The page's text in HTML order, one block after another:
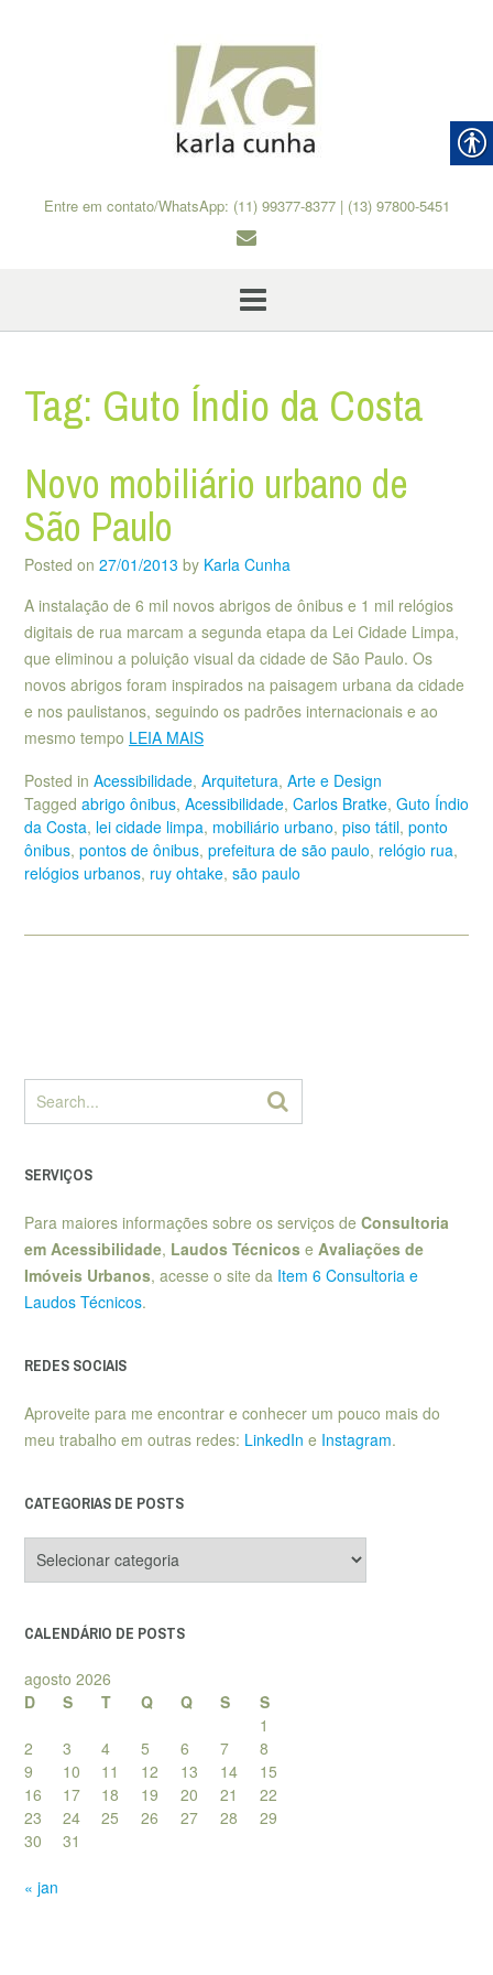
Entre em contato/WhatsApp: (11) 99377-8377 | (13) 97800-5451
Tag: Guto Índio da Costa
Novo mobiliário urbano de
São Paulo
Posted on 27/01/2013 by Karla Cunha
A instalação de 6 mil novos abrigos de ônibus e 1 mil relógios
digitais de rua marcam a segunda etapa da Lei Cidade Limpa,
que eliminou a poluição visual da cidade de São Paulo. Os
novos abrigos foram inspirados na paisagem urbana da cidade
e nos paulistanos, seguindo os padrões internacionais e ao
mesmo tempo LEIA MAIS
Posted in Acessibilidade, Arquitetura, Arte e Design
Tagged abrigo ônibus, Acessibilidade, Carlos Bratke, Guto Índio
da Costa, lei cidade limpa, mobiliário urbano, piso tátil, ponto
ônibus, pontos de ônibus, prefeitura de são paulo, relógio rua,
relógios urbanos, ruy ohtake, são paulo
SERVIÇOS
Para maiores informações sobre os serviços de Consultoria
em Acessibilidade, Laudos Técnicos e Avaliações de
Imóveis Urbanos, acesse o site da Item 6 Consultoria e
Laudos Técnicos.
REDES SOCIAIS
Aproveite para me encontrar e conhecer um pouco mais do
meu trabalho em outras redes: LinkedIn e Instagram.
CATEGORIAS DE POSTS
de
CALENDÁRIO DE POSTS
agosto 2026
D
S T Q Q S
S
1
2
3 4 5 6 7
8
9
10 11 12 13 14
15
16
17 18 19 20 21
22
23
24 25 26 27 28
29
30
31
« jan